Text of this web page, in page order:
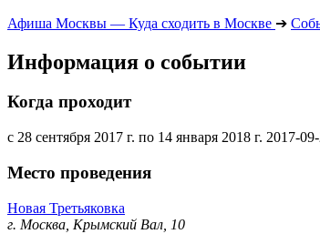
Афиша Москвы — Куда сходить в Москве ➔
Информация о событии
Когда проходит
с 28 сентября 2017 г. по 14 января 2018 г. 2017-
Место проведения
Новая Третьяковка
г. Москва, Крымский Вал, 10